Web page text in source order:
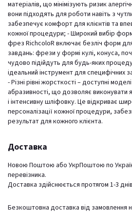
матеріалів, що мінімізують ризик
вони підходять для роботи навіть з
забезпечує комфорт для клієнтів та
кожної процедури; - Широкий вибір
фрез RichcoloR включає безліч форм
завдань: фрези у формі кулі, конуса,
чудово підійдуть для будь-яких
ідеальний інструмент для специфічних
- Різні рівні жорсткості – доступні
абразивності, що дозволяє виконувати
і інтенсивну шліфовку. Це відкриває
персоналізації кожної процедури,
результат для кожного клієнта.
Доставка
Новою Поштою або УкрПоштою по
перевізника.
Доставка здійснюється протягом 1-3
Безкоштовна доставка від замовлення